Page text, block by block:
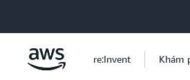
re:Invent Khám